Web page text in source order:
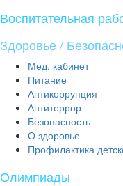
Воспитательная
Здоровье /
Мед. кабинет
Питание
Антикоррупция
Антитеррор
Безопасность
О здоровье
Профилактика
Олимпиады